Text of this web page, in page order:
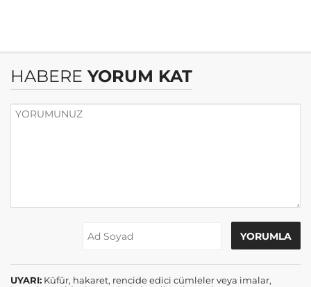
HABERE YORUM KAT
UYARI: Küfür, hakaret, rencide edici cümleler veya imalar,